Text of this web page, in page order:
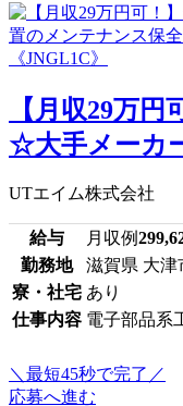
【月収29万
☆大手メーカ
UTエイム株式会社
給与 月収例
勤務地
滋賀県 大津
寮・社宅 あり
仕事内容 電子部品系
＼最短45秒で完了／
応募へ進む